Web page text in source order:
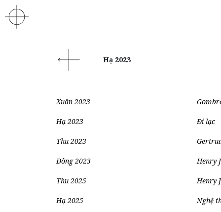
Hạ 2023
Xuân 2023
Hạ 2023
Thu 2023
Đông 2023
Thu 2025
Hạ 2025
Đi lạc
Henry
Henry
Nghệ